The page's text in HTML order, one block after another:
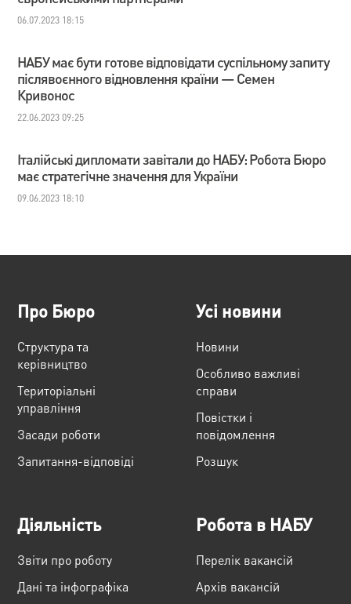
06.07.2023 18:15
НАБУ має бути готове відповідати суспільному запиту
післявоєнного відновлення країни — Семен
Кривонос
22.06.2023 09:25
Італійські дипломати завітали до НАБУ: Робота Бюро
має стратегічне значення для України
09.06.2023 18:10
Про Бюро
Структура та
керівництво
Територіальні
управління
Засади роботи
Запитання-відповіді
Усі новини
Новини
Особливо важливі
справи
Повістки і
повідомлення
Розшук
Діяльність
Звіти про роботу
Дані та інфографіка
Робота в НАБУ
Перелік вакансій
Архів вакансій